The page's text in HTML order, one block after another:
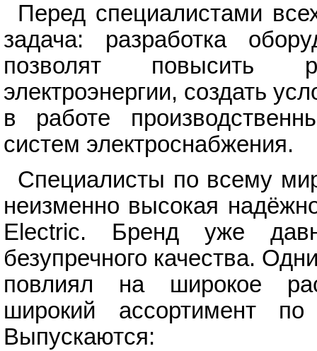
Перед специалистами
задача: разработка
позволят повысить
электроэнергии, создать
в работе
систем электроснабжения.
Специалисты по всему
неизменно высокая
Electric. Бренд уже
безупречного качества.
повлиял на широкое
широкий ассортимент
Выпускаются: